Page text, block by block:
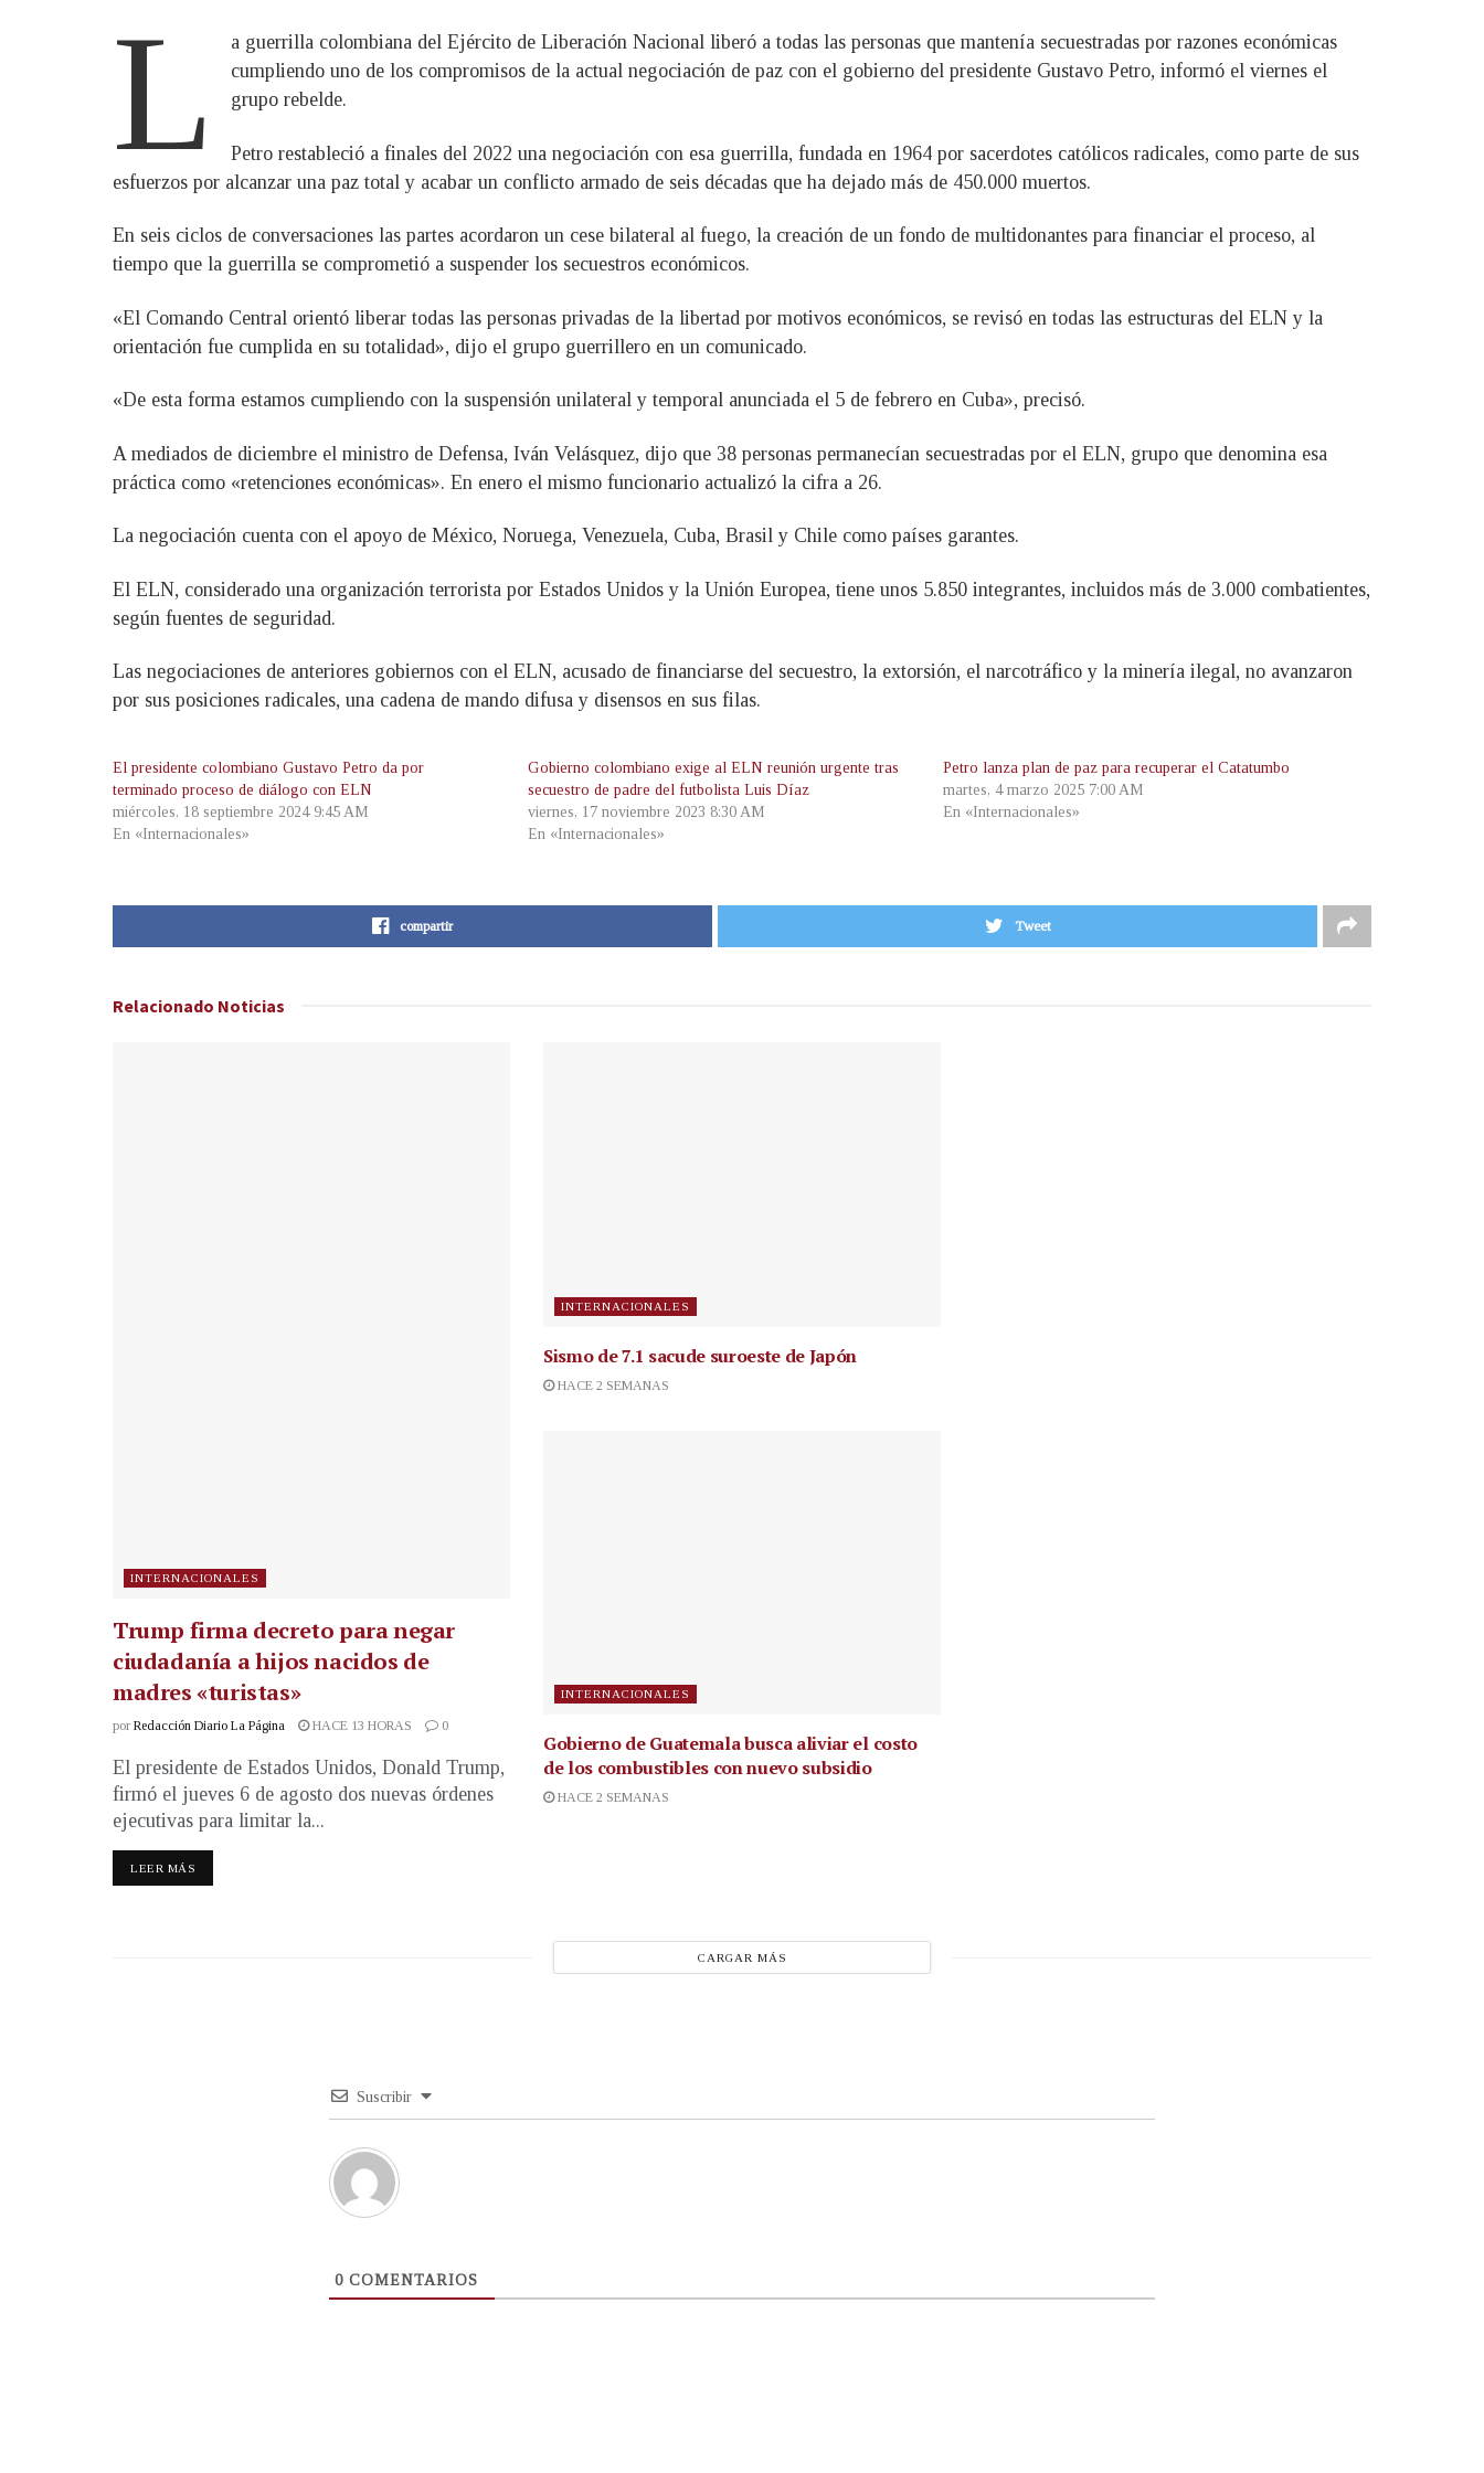
L
a guerrilla colombiana del Ejército de Liberación Nacional liberó a todas las personas que mantenía secuestradas por razones económicas
cumpliendo uno de los compromisos de la actual negociación de paz con el gobierno del presidente Gustavo Petro, informó el viernes el
grupo rebelde.
Petro restableció a finales del 2022 una negociación con esa guerrilla, fundada en 1964 por sacerdotes católicos radicales, como parte de sus
esfuerzos por alcanzar una paz total y acabar un conflicto armado de seis décadas que ha dejado más de 450.000 muertos.
En seis ciclos de conversaciones las partes acordaron un cese bilateral al fuego, la creación de un fondo de multidonantes para financiar el proceso, al
tiempo que la guerrilla se comprometió a suspender los secuestros económicos.
«El Comando Central orientó liberar todas las personas privadas de la libertad por motivos económicos, se revisó en todas las estructuras del ELN y la
orientación fue cumplida en su totalidad», dijo el grupo guerrillero en un comunicado.
«De esta forma estamos cumpliendo con la suspensión unilateral y temporal anunciada el 5 de febrero en Cuba», precisó.
A mediados de diciembre el ministro de Defensa, Iván Velásquez, dijo que 38 personas permanecían secuestradas por el ELN, grupo que denomina esa
práctica como «retenciones económicas». En enero el mismo funcionario actualizó la cifra a 26.
La negociación cuenta con el apoyo de México, Noruega, Venezuela, Cuba, Brasil y Chile como países garantes.
El ELN, considerado una organización terrorista por Estados Unidos y la Unión Europea, tiene unos 5.850 integrantes, incluidos más de 3.000 combatientes,
según fuentes de seguridad.
Las negociaciones de anteriores gobiernos con el ELN, acusado de financiarse del secuestro, la extorsión, el narcotráfico y la minería ilegal, no avanzaron
por sus posiciones radicales, una cadena de mando difusa y disensos en sus filas.
El presidente colombiano Gustavo Petro da por
terminado proceso de diálogo con ELN
miércoles, 18 septiembre 2024 9:45 AM
En «Internacionales»
Gobierno colombiano exige al ELN reunión urgente tras
secuestro de padre del futbolista Luis Díaz
viernes, 17 noviembre 2023 8:30 AM
En «Internacionales»
Petro lanza plan de paz para recuperar el Catatumbo
martes, 4 marzo 2025 7:00 AM
En «Internacionales»
compartir Tweet
Relacionado Noticias
INTERNACIONALES
Trump firma decreto para negar
ciudadanía a hijos nacidos de
madres «turistas»
por Redacción Diario La Página HACE 13 HORAS 0
El presidente de Estados Unidos, Donald Trump,
firmó el jueves 6 de agosto dos nuevas órdenes
ejecutivas para limitar la...
LEER MÁS
INTERNACIONALES
Sismo de 7.1 sacude suroeste de Japón
HACE 2 SEMANAS
INTERNACIONALES
Gobierno de Guatemala busca aliviar el costo
de los combustibles con nuevo subsidio
HACE 2 SEMANAS
CARGAR MÁS
Suscribir
0 COMENTARIOS